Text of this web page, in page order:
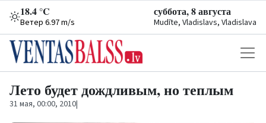
18.4 °C
Ветер 6.97 m/s
суббота, 8 августа
Mudīte, Vladislavs, Vladislava
Лето будет дождливым, но теплым
31 мая, 00:00, 2010|